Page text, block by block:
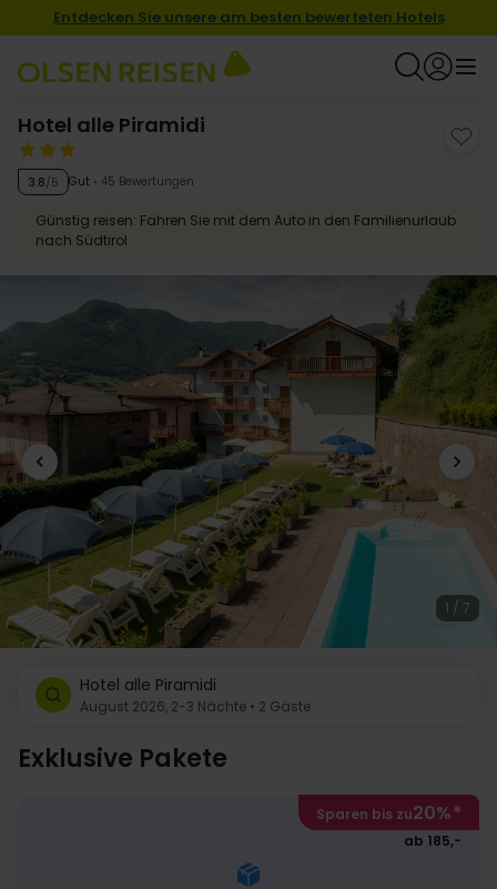
Entdecken Sie unsere am besten bewerteten Hotels
Hotel alle Piramidi
3.8/5 Gut 45 Bewertungen
Günstig reisen: Fahren Sie mit dem Auto in den Familienurlaub
nach Südtirol
1 / 7
Hotel alle Piramidi
August 2026, 2-3 Nächte • 2 Gäste
Exklusive Pakete
Sparen bis zu20%*
ab 185,-